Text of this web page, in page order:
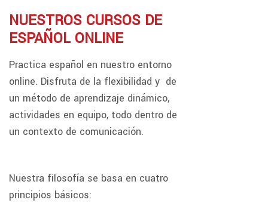
NUESTROS CURSOS DE
ESPAÑOL ONLINE
Practica español en nuestro entorno
online. Disfruta de la flexibilidad y de
un método de aprendizaje dinámico,
actividades en equipo, todo dentro de
un contexto de comunicación.
Nuestra filosofía se basa en cuatro
principios básicos: